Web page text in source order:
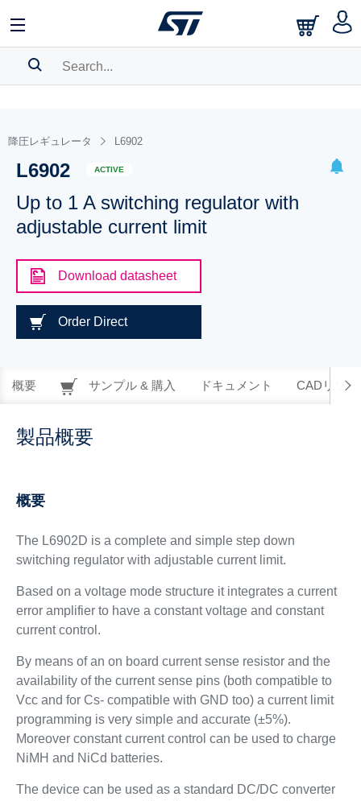
BOOKMARK
Pleaselog in to show your saved searches.
降圧レギュレータ L6902
L6902 ACTIVE
Up to 1 A switching regulator with
adjustable current limit
Download datasheet
Order Direct
概要 サンプル & 購入 ドキュメント CADリソー
製品概要
概要
The L6902D is a complete and simple step down
switching regulator with adjustable current limit.
Based on a voltage mode structure it integrates a current
error amplifier to have a constant voltage and constant
current control.
By means of an on board current sense resistor and the
availability of the current sense pins (both compatible to
Vcc and for Cs- compatible with GND too) a current limit
programming is very simple and accurate (±5%).
Moreover constant current control can be used to charge
NiMH and NiCd batteries.
The device can be used as a standard DC/DC converter